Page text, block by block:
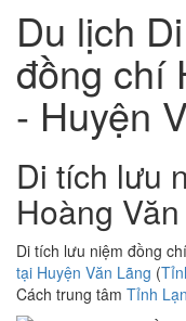
Du lịch
đồng chí
- Huyện
Di tích lưu
Hoàng
Di tích lưu niệm đồng
tại Huyện Văn Lãng (
Cách trung tâm Tỉnh